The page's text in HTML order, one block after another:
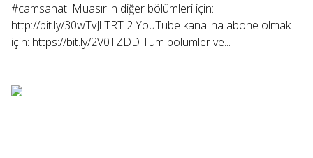
#camsanatı Muasır'ın diğer bölümleri için:
http://bit.ly/30wTvJl TRT 2 YouTube kanalına abone olmak
için: https://bit.ly/2V0TZDD Tüm bölümler ve...